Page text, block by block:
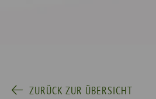
ZURÜCK ZUR ÜBERSICHT